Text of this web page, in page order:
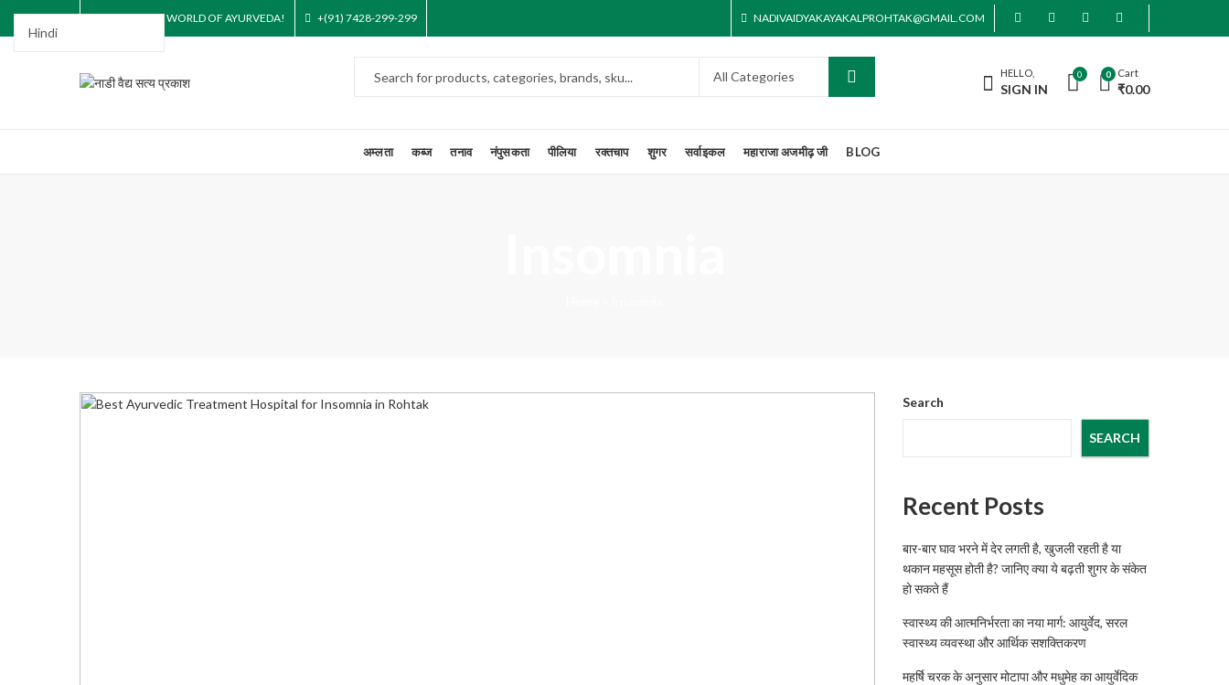
STEP INTO THE WORLD OF AYURVEDA! +(91) 7428-299-299 NADIVAIDYAKAYAKALPROHTAK@GMAIL.COM
HELLO,
SIGN IN
0 0 Cart
₹0.00
अम्लता कब्ज तनाव नंपुसकता पीलिया रक्तचाप शुगर सर्वाइकल महाराजा अजमीढ़ जी BLOG
Search
SEARCH
Recent Posts
बार-बार घाव भरने में देर लगती है, खुजली रहती है या
थकान महसूस होती है? जानिए क्या ये बढ़ती शुगर के संकेत
हो सकते हैं
स्वास्थ्य की आत्मनिर्भरता का नया मार्ग: आयुर्वेद, सरल
स्वास्थ्य व्यवस्था और आर्थिक सशक्तिकरण
महर्षि चरक के अनुसार मोटापा और मधुमेह का आयुर्वेदिक